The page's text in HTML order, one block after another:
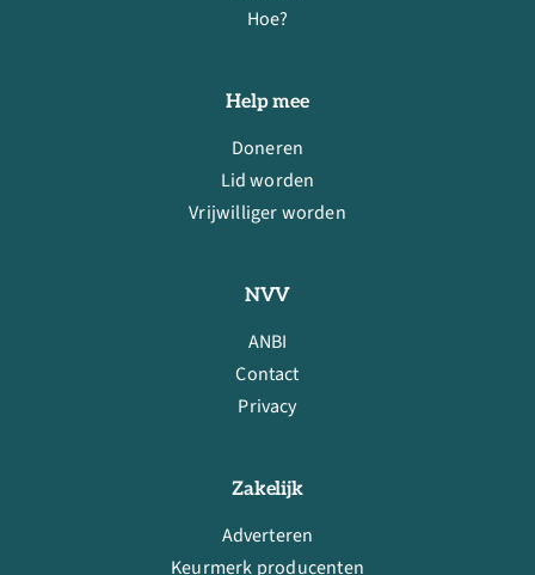
Hoe?
Help mee
Doneren
Lid worden
Vrijwilliger worden
NVV
ANBI
Contact
Privacy
Zakelijk
Adverteren
Keurmerk producenten